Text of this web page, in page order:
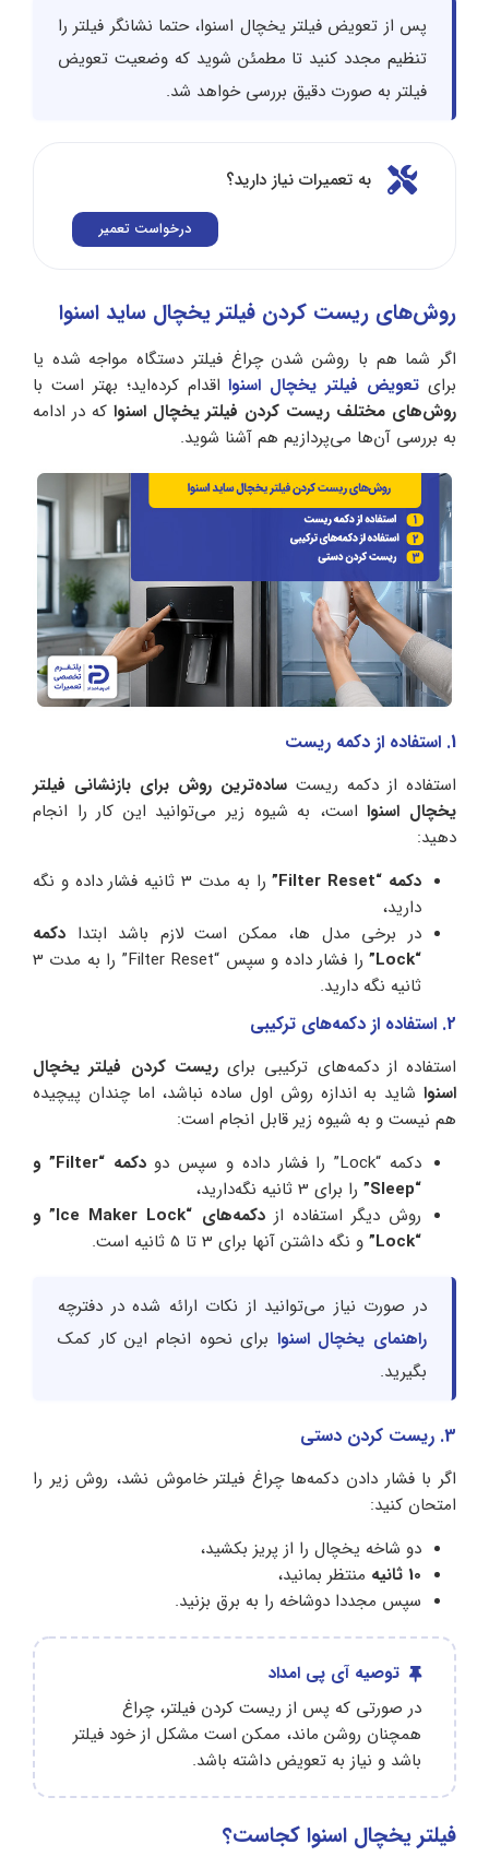
پس از تعویض فیلتر یخچال اسنوا، حتما نشانگر فیلتر را
تنظیم مجدد کنید تا مطمئن شوید که وضعیت تعویض
فیلتر به صورت دقیق بررسی خواهد شد.
به تعمیرات نیاز دارید؟
درخواست تعمیر
روش‌های ریست کردن فیلتر یخچال ساید اسنوا
اگر شما هم با روشن شدن چراغ فیلتر دستگاه مواجه شده یا
برای تعویض فیلتر یخچال اسنوااقدام کرده‌اید؛ بهتر است با
روش‌های مختلف ریست کردن فیلتر یخچال اسنوا که در ادامه
به بررسی آن‌ها می‌پردازیم هم آشنا شوید.
1. استفاده از دکمه ریست
استفاده از دکمه ریست ساده‌ترین روش برای بازنشانی فیلتر
یخچال اسنوااست، به شیوه زیر می‌توانید این کار را انجام
دهید:
دکمه “Filter Reset”
را به مدت 3 ثانیه فشار داده و نگه
دارید،
در برخی مدل ها، ممکن است لازم باشد ابتدا دکمه
“Lock”
را فشار داده و سپس “Filter Reset” را به مدت 3
ثانیه نگه دارید.
2. استفاده از دکمه‌های ترکیبی
استفاده از دکمه‌های ترکیبی برایریست کردن فیلتر یخچال
اسنوا شاید به اندازه روش اول ساده نباشد، اما چندان پیچیده
هم نیست و به شیوه زیر قابل انجام است:
دکمه “Lock” را فشار داده و سپس دو
دکمه “Filter” و
“Sleep”
را برای 3 ثانیه نگه‌دارید،
روش دیگر استفاده از
دکمه‌های “Ice Maker Lock” و
“Lock”
و نگه داشتن آنها برای 3 تا 5 ثانیه است.
در صورت نیاز می‌توانید از نکات ارائه شده در دفترچه
راهنمای یخچال اسنوا برای نحوه انجام این کار کمک
بگیرید.
3. ریست کردن دستی
اگر با فشار دادن دکمه‌ها چراغ فیلتر خاموش نشد، روش زیر را
امتحان کنید:
دو شاخه یخچال را از پریز بکشید،
10 ثانیه
منتظر بمانید،
سپس مجددا دوشاخه را به برق بزنید.
توصیه آی پی امداد
در صورتی که پس از ریست کردن فیلتر، چراغ
همچنان روشن ماند، ممکن است مشکل از خود فیلتر
باشد و نیاز به تعویض داشته باشد.
فیلتر یخچال اسنوا کجاست؟